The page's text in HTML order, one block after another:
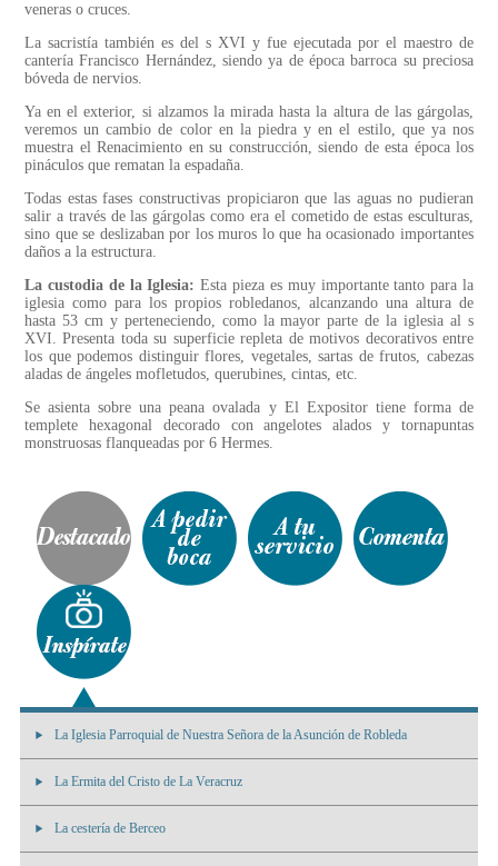
veneras o cruces.
La sacristía también es del s XVI y fue ejecutada por el maestro de
cantería Francisco Hernández, siendo ya de época barroca su preciosa
bóveda de nervios.
Ya en el exterior, si alzamos la mirada hasta la altura de las gárgolas,
veremos un cambio de color en la piedra y en el estilo, que ya nos
muestra el Renacimiento en su construcción, siendo de esta época los
pináculos que rematan la espadaña.
Todas estas fases constructivas propiciaron que las aguas no pudieran
salir a través de las gárgolas como era el cometido de estas esculturas,
sino que se deslizaban por los muros lo que ha ocasionado importantes
daños a la estructura.
La custodia de la Iglesia: Esta pieza es muy importante tanto para la
iglesia como para los propios robledanos, alcanzando una altura de
hasta 53 cm y perteneciendo, como la mayor parte de la iglesia al s
XVI. Presenta toda su superficie repleta de motivos decorativos entre
los que podemos distinguir flores, vegetales, sartas de frutos, cabezas
aladas de ángeles mofletudos, querubines, cintas, etc.
Se asienta sobre una peana ovalada y El Expositor tiene forma de
templete hexagonal decorado con angelotes alados y tornapuntas
monstruosas flanqueadas por 6 Hermes.
La Iglesia Parroquial de Nuestra Señora de la Asunción de Robleda
La Ermita del Cristo de La Veracruz
La cestería de Berceo